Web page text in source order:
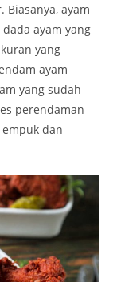
Biasanya, ayam
ayam yang
yang
ayam
yang sudah
perendaman
dan